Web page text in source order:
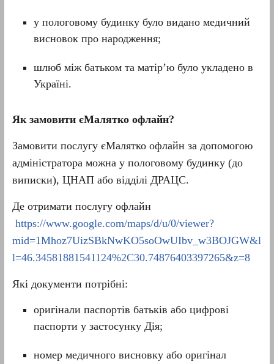
у пологовому будинку було видано медичний
висновок про народження;
шлюб між батьком та матір’ю було укладено в
Україні.
Як замовити єМалятко офлайн?
Замовити послугу єМалятко офлайн за допомогою
адміністратора можна у пологовому будинку (до
виписки), ЦНАП або відділі ДРАЦС.
Де отримати послугу офлайн
https://www.google.com/maps/d/u/0/viewer?
mid=1Mhoz7UizSBkNwKO5soOwUIbv_w3BOJGW&l
l=46.34581881541124%2C30.74876403397265&z=8
Які документи потрібні:
оригінали паспортів батьків або цифрові
паспорти у застосунку Дія;
номер медичного висновку або оригінал